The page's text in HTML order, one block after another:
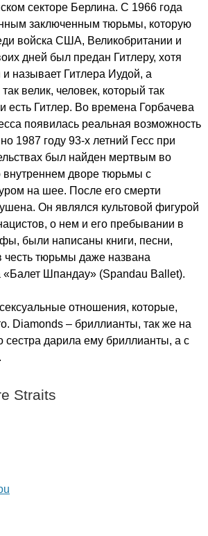
секторе Берлина. С 1966 года
заключенным тюрьмы, которую
войска США, Великобритании и
дней был предан Гитлеру, хотя
и называет Гитлера Иудой, а
велик, человек, который так
есть Гитлер. Во времена Горбачева
появилась реальная возможность
1987 году 93-х летний Гесс при
был найден мертвым во
внутреннем дворе тюрьмы с
на шее. После его смерти
Он являлся культовой фигурой
о нем и его пребывании в
были написаны книги, песни,
тюрьмы даже названа
«Балет Шпандау» (Spandau Ballet).
отношения, которые,
Diamonds – бриллианты, так же на
сестра дарила ему бриллианты, а с
Straits